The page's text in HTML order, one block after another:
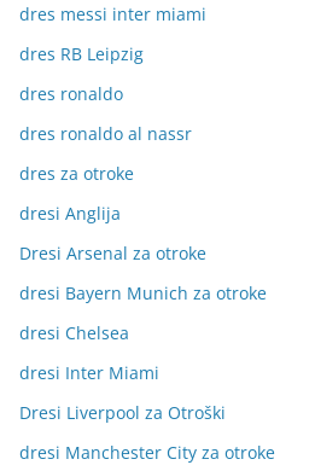
dres messi inter miami
dres RB Leipzig
dres ronaldo
dres ronaldo al nassr
dres za otroke
dresi Anglija
Dresi Arsenal za otroke
dresi Bayern Munich za otroke
dresi Chelsea
dresi Inter Miami
Dresi Liverpool za Otroški
dresi Manchester City za otroke